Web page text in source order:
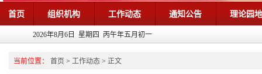
首页 组织机构 工作动态 通知公告 理论园
2026年8月6日 星期四 丙午年五月初一
当前位置： 首页 > 工作动态 > 正文